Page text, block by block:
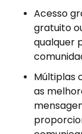
Acesso
gratuito
qualquer
Múltiplas
as